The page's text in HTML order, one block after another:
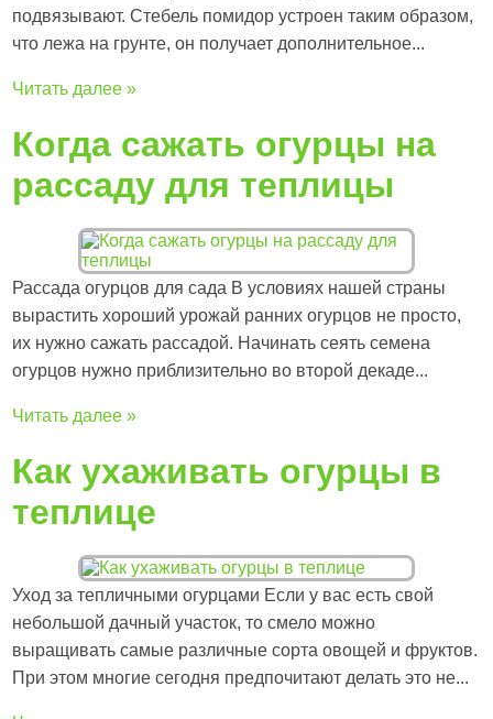
подвязывают. Стебель помидор устроен таким образом,
что лежа на грунте, он получает дополнительное...
Читать далее »
Когда сажать огурцы на
рассаду для теплицы
Рассада огурцов для сада В условиях нашей страны
вырастить хороший урожай ранних огурцов не просто,
их нужно сажать рассадой. Начинать сеять семена
огурцов нужно приблизительно во второй декаде...
Читать далее »
Как ухаживать огурцы в
теплице
Уход за тепличными огурцами Если у вас есть свой
небольшой дачный участок, то смело можно
выращивать самые различные сорта овощей и фруктов.
При этом многие сегодня предпочитают делать это не...